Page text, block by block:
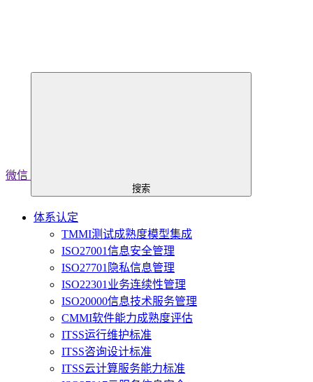
微信
搜索
体系认定
TMMI测试成熟度模型集成
ISO27001信息安全管理
ISO27701隐私信息管理
ISO22301业务连续性管理
ISO20000信息技术服务管理
CMMI软件能力成熟度评估
ITSS运行维护标准
ITSS咨询设计标准
ITSS云计算服务能力标准